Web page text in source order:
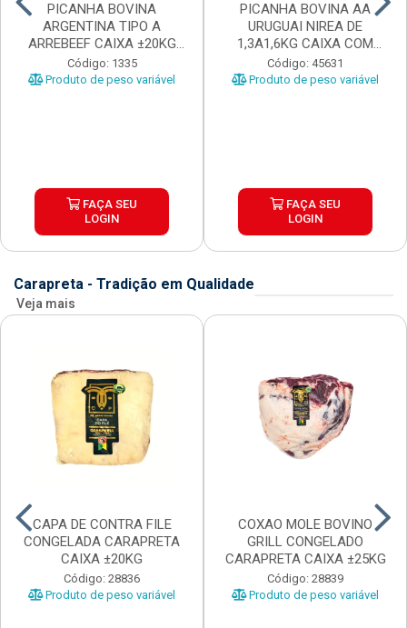
PICANHA BOVINA
ARGENTINA TIPO A
ARREBEEF CAIXA ±20KG
PEÇAS 1...
Código: 1335
Produto de peso variável
FAÇA SEU
LOGIN
PICANHA BOVINA AA
URUGUAI NIREA DE
1,3A1,6KG CAIXA COM
±15KG
Código: 45631
Produto de peso variável
FAÇA SEU
LOGIN
Carapreta - Tradição em Qualidade
Veja mais
CAPA DE CONTRA FILE
CONGELADA CARAPRETA
CAIXA ±20KG
Código: 28836
Produto de peso variável
COXAO MOLE BOVINO
GRILL CONGELADO
CARAPRETA CAIXA ±25KG
Código: 28839
Produto de peso variável